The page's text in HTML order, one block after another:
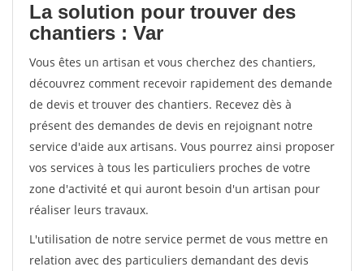
La solution pour trouver des
chantiers : Var
Vous êtes un artisan et vous cherchez des chantiers,
découvrez comment recevoir rapidement des demande
de devis et trouver des chantiers. Recevez dès à
présent des demandes de devis en rejoignant notre
service d'aide aux artisans. Vous pourrez ainsi proposer
vos services à tous les particuliers proches de votre
zone d'activité et qui auront besoin d'un artisan pour
réaliser leurs travaux.
L'utilisation de notre service permet de vous mettre en
relation avec des particuliers demandant des devis